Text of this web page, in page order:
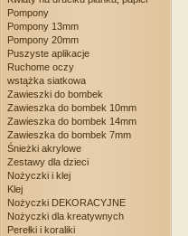
Pompony
Pompony 13mm
Pompony 20mm
Puszyste aplikacje
Ruchome oczy
wstążka siatkowa
Zawieszki do bombek
Zawieszka do bombek 10mm
Zawieszka do bombek 14mm
Zawieszka do bombek 7mm
Śnieżki akrylowe
Zestawy dla dzieci
Nożyczki i klej
Klej
Nożyczki DEKORACYJNE
Nożyczki dla kreatywnych
Perełki i koraliki